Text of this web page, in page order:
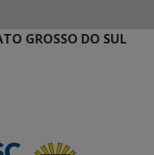
GROSSO DO SUL